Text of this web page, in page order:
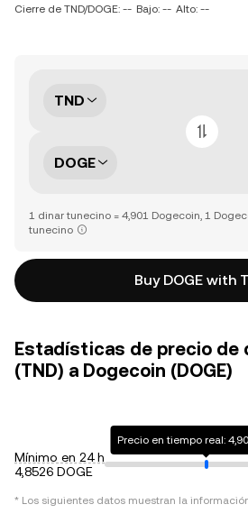
Cierre de TND/DOGE: -- Bajo: -- Alto: --
TND
DOGE
1 dinar tunecino = 4,901 Dogecoin, 1
tunecino
Buy DOGE with
Estadísticas de precio de
(TND) a Dogecoin (DOGE)
Mínimo en 24 h
4,8526 DOGE
Precio en tiempo real:
* Los siguientes datos muestran la